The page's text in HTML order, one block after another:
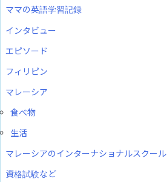
ママの英語学習記録
インタビュー
エピソード
フィリピン
マレーシア
食べ物
生活
マレーシアのインターナショナルスクール
資格試験など